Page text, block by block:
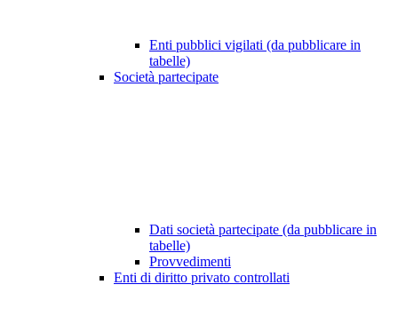
Enti pubblici vigilati (da pubblicare in
tabelle)
Società partecipate
Dati società partecipate (da pubblicare in
tabelle)
Provvedimenti
Enti di diritto privato controllati